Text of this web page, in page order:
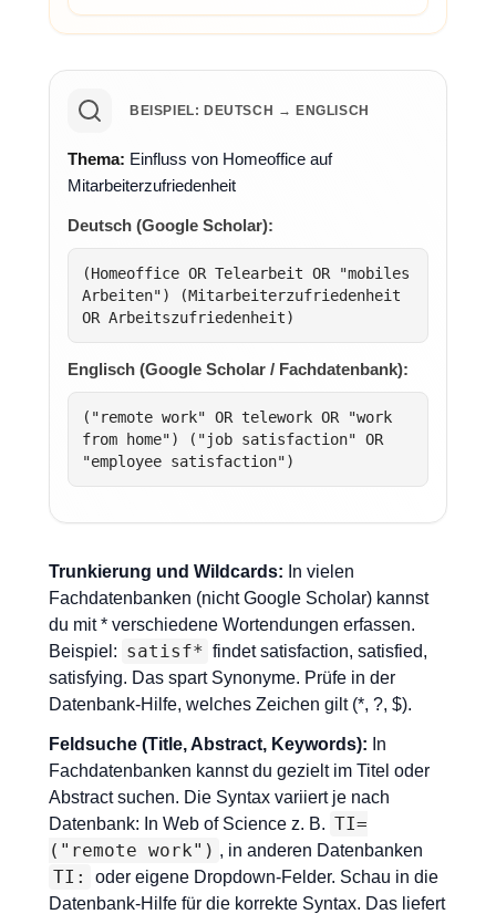
BEISPIEL: DEUTSCH → ENGLISCH
Thema: Einfluss von Homeoffice auf
Mitarbeiterzufriedenheit
Deutsch (Google Scholar):
(Homeoffice OR Telearbeit OR "mobiles
Arbeiten") (Mitarbeiterzufriedenheit
OR Arbeitszufriedenheit)
Englisch (Google Scholar / Fachdatenbank):
("remote work" OR telework OR "work
from home") ("job satisfaction" OR
"employee satisfaction")
Trunkierung und Wildcards: In vielen
Fachdatenbanken (nicht Google Scholar) kannst
du mit * verschiedene Wortendungen erfassen.
Beispiel: satisf* findet satisfaction, satisfied,
satisfying. Das spart Synonyme. Prüfe in der
Datenbank-Hilfe, welches Zeichen gilt (*, ?, $).
Feldsuche (Title, Abstract, Keywords): In
Fachdatenbanken kannst du gezielt im Titel oder
Abstract suchen. Die Syntax variiert je nach
Datenbank: In Web of Science z. B. TI=
("remote work") , in anderen Datenbanken
TI:
oder eigene Dropdown-Felder. Schau in die
Datenbank-Hilfe für die korrekte Syntax. Das liefert